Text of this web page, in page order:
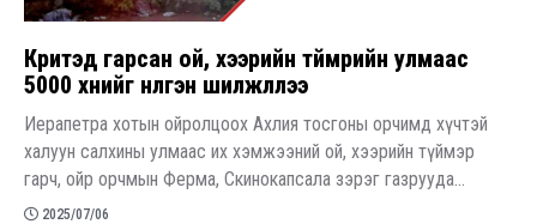
Критэд гарсан ой, хээрийн түймрийн улмаас
5000 хүнийг нүүлгэн шилжүүллээ
Иерапетра хотын ойролцоох Ахлия тосгоны орчимд хүчтэй
халуун салхины улмаас их хэмжээний ой, хээрийн түймэр
гарч, ойр орчмын Ферма, Скинокапсала зэрэг газрууда...
2025/07/06